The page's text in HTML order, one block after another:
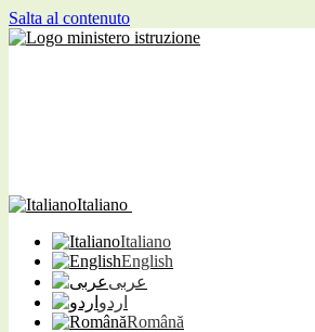
Salta al contenuto
Italiano
Italiano
English
عربى
اردو
Română